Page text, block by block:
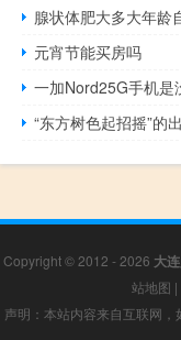
腺状体肥大多大年龄
元宵节能买房吗
一加Nord25G手机是
“东方树色起招摇”的
Copyright © 2012 - 2026 大
站地图 |
声明：本站内容来自互联网